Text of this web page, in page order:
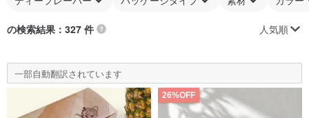
の検索結果：327 件 人気順
一部自動翻訳されています
26%OFF